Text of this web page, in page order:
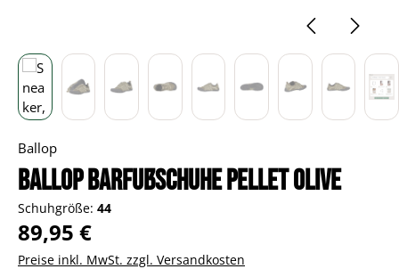
Ballop
BALLOP Barfußschuhe Pellet Olive
Schuhgröße: 44
Regulärer Preis:
89,95 €
Preise inkl. MwSt. zzgl. Versandkosten